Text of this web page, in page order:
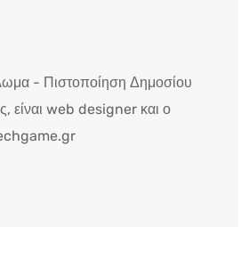
- Πιστοποίηση Δημοσίου
είναι web designer και ο